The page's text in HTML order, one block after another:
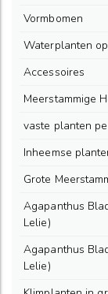
Vormbomen
Waterplanten
Accessoires
Meerstammige
vaste planten
Inheemse
Grote
Agapanthus
Lelie)
Agapanthus
Lelie)